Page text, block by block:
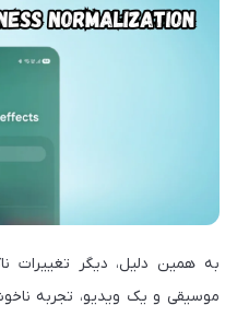
به همین دلیل، دیگر تغییرات
موسیقی و یک ویدیو، تجربه